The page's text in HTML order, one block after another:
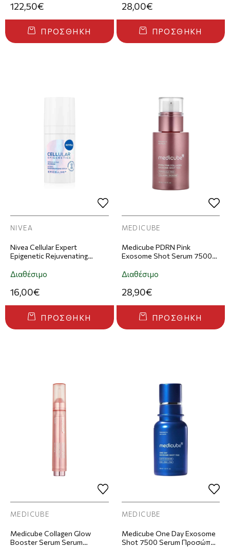
122,50€
ΠΡΟΣΘΉΚΗ
28,00€
ΠΡΟΣΘΉΚΗ
NIVEA
Nivea Cellular Expert
Epigenetic Rejuvenating
Αναζωογόνηση 15ml
Διαθέσιμο
16,00€
ΠΡΟΣΘΉΚΗ
MEDICUBE
Medicube PDRN Pink
Exosome Shot Serum 7500
Προσώπου 30ml
Διαθέσιμο
28,90€
ΠΡΟΣΘΉΚΗ
MEDICUBE
Medicube Collagen Glow
Booster Serum Serum
MEDICUBE
Medicube One Day Exosome
Shot 7500 Serum Προσώπου